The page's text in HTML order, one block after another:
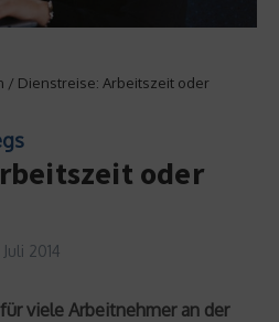
/ Dienstreise: Arbeitszeit oder
oder
2014
viele Arbeitnehmer an der